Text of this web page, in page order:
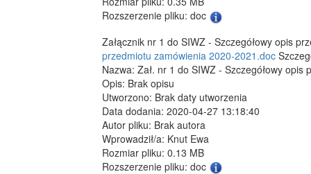
Rozszerzenie pliku: doc
Załącznik nr 1 do SIWZ - Szczegółowy opis
przedmiotu zamówienia 2020-2021.doc
Nazwa: Zał. nr 1 do SIWZ - Szczegółowy
Opis: Brak opisu
Utworzono: Brak daty utworzenia
Data dodania: 2020-04-27 13:18:40
Autor pliku: Brak autora
Wprowadził/a: Knut Ewa
Rozmiar pliku: 0.13 MB
Rozszerzenie pliku: doc